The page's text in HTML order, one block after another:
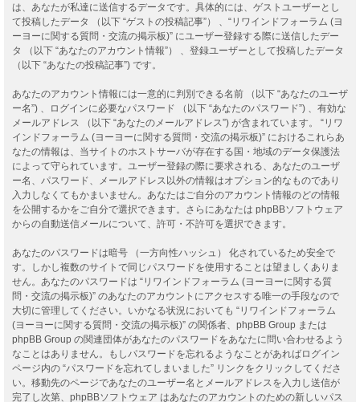
は、あなたが私達に送信するデータです。具体的には、ゲストユーザーとし
て投稿したデータ （以下 “ゲストの投稿記事”） 、“リワインドフォーラム (ヨ
ーヨーに関する質問・交流の掲示板)” にユーザー登録する際に送信したデー
タ （以下 “あなたのアカウント情報”） 、登録ユーザーとして投稿したデータ
（以下 “あなたの投稿記事”) です。
あなたのアカウント情報には一意的に判別できる名前 （以下 “あなたのユーザ
ー名”) 、ログインに必要なパスワード （以下 “あなたのパスワード”) 、有効な
メールアドレス （以下 “あなたのメールアドレス”) が含まれています。 “リワ
インドフォーラム (ヨーヨーに関する質問・交流の掲示板)” におけるこれらあ
なたの情報は、当サイトのホストサーバが存在する国・地域のデータ保護法
によって守られています。ユーザー登録の際に要求される、あなたのユーザ
ー名、パスワード、メールアドレス以外の情報はオプション的なものであり
入力しなくてもかまいません。あなたはご自分のアカウント情報のどの情報
を公開するかをご自分で選択できます。さらにあなたは phpBBソフトウェア
からの自動送信メールについて、許可・不許可を選択できます。
あなたのパスワードは暗号 （一方向性ハッシュ） 化されているため安全で
す。しかし複数のサイトで同じパスワードを使用することは望ましくありま
せん。あなたのパスワードは “リワインドフォーラム (ヨーヨーに関する質
問・交流の掲示板)” のあなたのアカウントにアクセスする唯一の手段なので
大切に管理してください。いかなる状況においても “リワインドフォーラム
(ヨーヨーに関する質問・交流の掲示板)” の関係者、phpBB Group または
phpBB Group の関連団体があなたのパスワードをあなたに問い合わせるよう
なことはありません。もしパスワードを忘れるようなことがあればログイン
ページ内の “パスワードを忘れてしまいました” リンクをクリックしてくださ
い。移動先のページであなたのユーザー名とメールアドレスを入力し送信が
完了し次第、phpBBソフトウェア はあなたのアカウントのための新しいパス